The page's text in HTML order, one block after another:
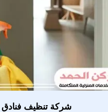
شركة تنظيف فنادق